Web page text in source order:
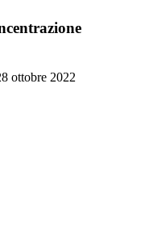
ottobre 2022